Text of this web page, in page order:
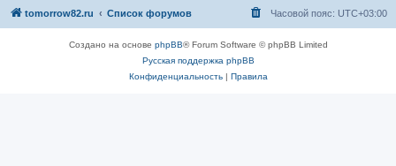
tomorrow82.ru Список форумов Часовой пояс: UTC+03:00
Создано на основе phpBB® Forum Software © phpBB Limited
Русская поддержка phpBB
Конфиденциальность| Правила